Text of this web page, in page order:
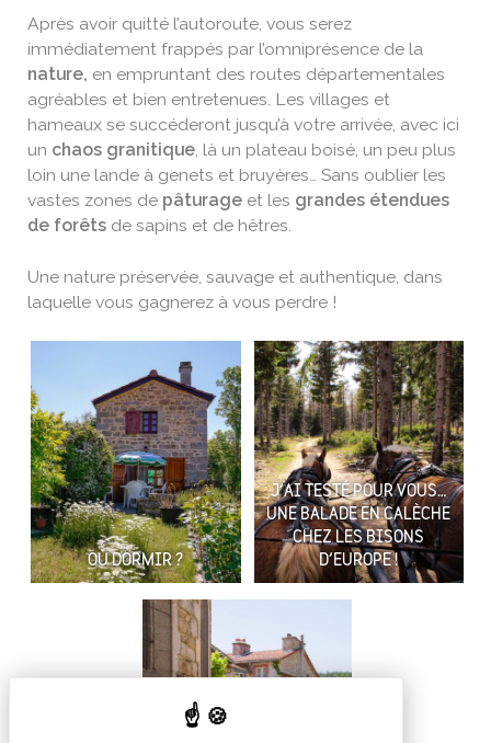
Après avoir quitté l’autoroute, vous serez
immédiatement frappés par l’omniprésence de la
nature, en empruntant des routes départementales
agréables et bien entretenues. Les villages et
hameaux se succéderont jusqu’à votre arrivée, avec ici
un chaos granitique, là un plateau boisé, un peu plus
loin une lande à genets et bruyères… Sans oublier les
vastes zones de pâturage et les grandes étendues
de forêts de sapins et de hêtres.
Une nature préservée, sauvage et authentique, dans
laquelle vous gagnerez à vous perdre !
OÙ DORMIR ?
J’AI TESTÉ POUR VOUS…
UNE BALADE EN CALÈCHE
CHEZ LES BISONS
D’EUROPE !